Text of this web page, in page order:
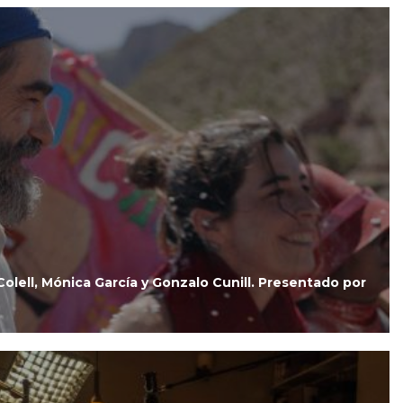
Mónica García y Gonzalo Cunill. Presentado por